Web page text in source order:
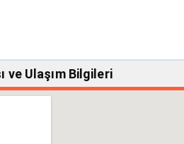
ve Ulaşım Bilgileri